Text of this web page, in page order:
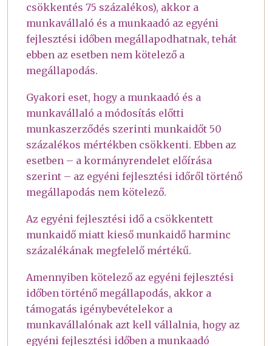
csökkentés 75 százalékos), akkor a
munkavállaló és a munkaadó az egyéni
fejlesztési időben megállapodhatnak, tehát
ebben az esetben nem kötelező a
megállapodás.
Gyakori eset, hogy a munkaadó és a
munkavállaló a módosítás előtti
munkaszerződés szerinti munkaidőt 50
százalékos mértékben csökkenti. Ebben az
esetben – a kormányrendelet előírása
szerint – az egyéni fejlesztési időről történő
megállapodás nem kötelező.
Az egyéni fejlesztési idő a csökkentett
munkaidő miatt kieső munkaidő harminc
százalékának megfelelő mértékű.
Amennyiben kötelező az egyéni fejlesztési
időben történő megállapodás, akkor a
támogatás igénybevételekor a
munkavállalónak azt kell vállalnia, hogy az
egyéni fejlesztési időben a munkaadó